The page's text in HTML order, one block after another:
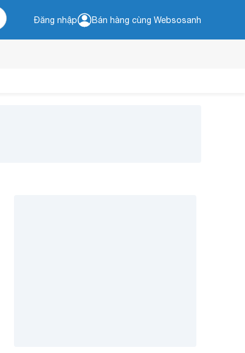
Đăng nhập Bán hàng cùng Websosanh